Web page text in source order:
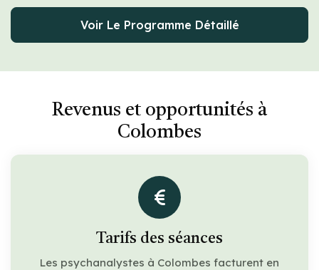
Voir Le Programme Détaillé
Revenus et opportunités à
Colombes
Tarifs des séances
Les psychanalystes à Colombes facturent en